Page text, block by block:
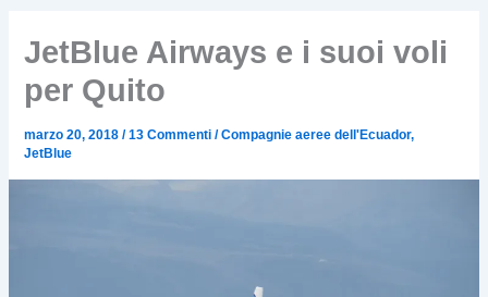
JetBlue Airways e i suoi voli
per Quito
marzo 20, 2018/13 Commenti /Compagnie aeree dell'Ecuador,
JetBlue